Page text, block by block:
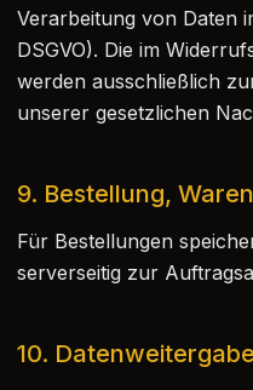
Verarbeitung von Daten
DSGVO). Die im
werden ausschließlich
unserer gesetzlichen
9. Bestellung,
Für Bestellungen
serverseitig zur
10.